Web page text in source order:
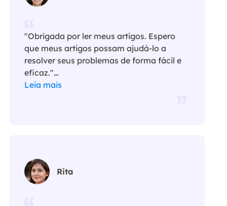
"Obrigada por ler meus artigos. Espero
que meus artigos possam ajudá-lo a
resolver seus problemas de forma fácil e
eficaz."…
Leia mais
Rita